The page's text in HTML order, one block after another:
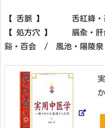
【 舌脈 】 舌紅絳・
【 処方穴 】 膈兪・肝
谿・百会 / 風池・陽陵泉